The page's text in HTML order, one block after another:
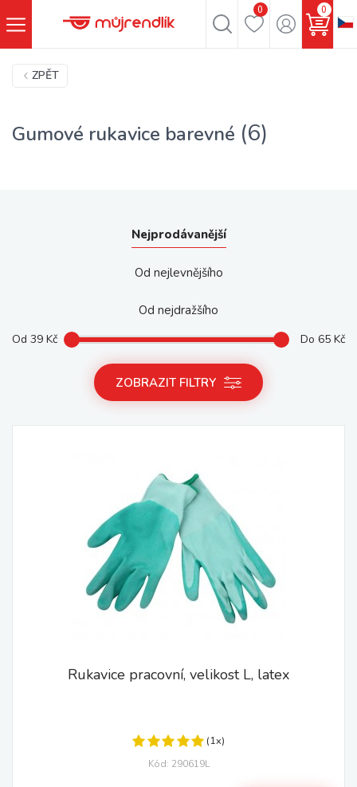
0 0
ZPĚT
Gumové rukavice barevné (6)
Nejprodávanější
Od nejlevnějšího
Od nejdražšího
Od 39 Kč Do 65 Kč
ZOBRAZIT FILTRY
Rukavice pracovní, velikost L, latex
(1x)
Kód: 290619L